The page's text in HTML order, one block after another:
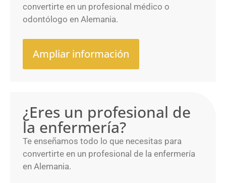
convertirte en un profesional médico o
odontólogo en Alemania.
Ampliar información
¿Eres un profesional de
la enfermería?
Te enseñamos todo lo que necesitas para
convertirte en un profesional de la enfermería
en Alemania.